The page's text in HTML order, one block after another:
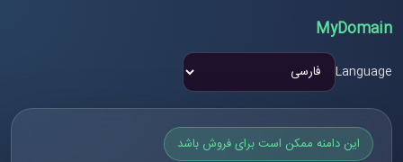
MyDomain
Language
این دامنه ممکن است برای فروش باشد